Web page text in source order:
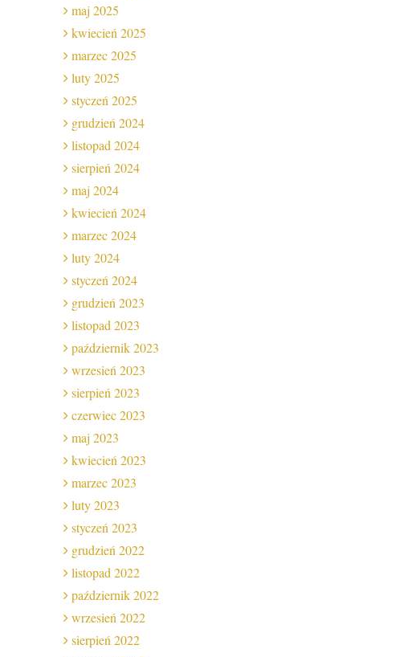
maj 2025
kwiecień 2025
marzec 2025
luty 2025
styczeń 2025
grudzień 2024
listopad 2024
sierpień 2024
maj 2024
kwiecień 2024
marzec 2024
luty 2024
styczeń 2024
grudzień 2023
listopad 2023
październik 2023
wrzesień 2023
sierpień 2023
czerwiec 2023
maj 2023
kwiecień 2023
marzec 2023
luty 2023
styczeń 2023
grudzień 2022
listopad 2022
październik 2022
wrzesień 2022
sierpień 2022